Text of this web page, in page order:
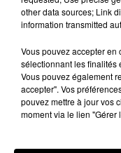
16h58
GOMMERVILLE
Dimanche 13
Randonnée
other data sources; Link
information transmitted
Vous pouvez accepter en
sélectionnant les finalités
Vous pouvez également
accepter". Vos
pouvez mettre à jour vos
moment via le lien "Gérer